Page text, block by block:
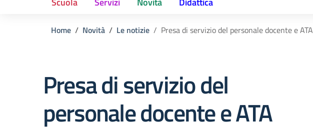
Home Novità Le notizie Presa di servizio del personale docente e ATA
Presa di servizio del
personale docente e ATA